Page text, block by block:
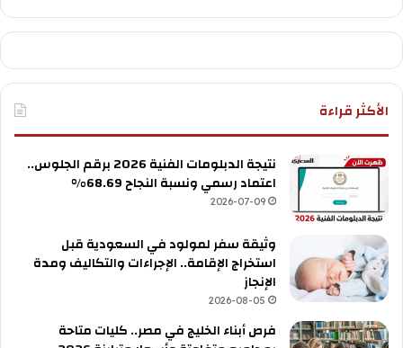
الأكثر قراءة
نتيجة الدبلومات الفنية 2026 برقم الجلوس..
اعتماد رسمي ونسبة النجاح 68.69%
2026-07-09
وثيقة سفر لمولود في السعودية قبل
استخراج الإقامة.. الإجراءات والتكاليف ومدة
الإنجاز
2026-08-05
فرص أبناء الخليج في مصر.. كليات متاحة